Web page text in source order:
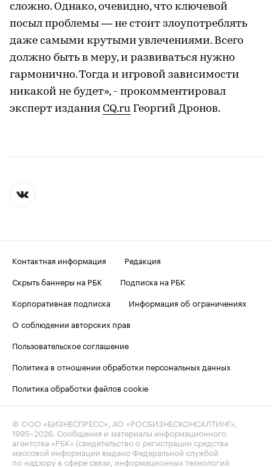
сложно. Однако, очевидно, что ключевой
посыл проблемы — не стоит злоупотреблять
даже самыми крутыми увлечениями. Всего
должно быть в меру, и развиваться нужно
гармонично. Тогда и игровой зависимости
никакой не будет», - прокомментировал
эксперт издания CQ.ru Георгий Дронов.
Контактная информация
Редакция
Скрыть баннеры на РБК
Подписка на РБК
Корпоративная подписка
Информация об ограничениях
О соблюдении авторских прав
Пользовательское соглашение
Политика в отношении обработки персональных данных
Политика обработки файлов cookie
© ООО «БИЗНЕСПРЕСС», АО «РОСБИЗНЕСКОНСАЛТИНГ»,
1995–2026 . Сообщения и материалы информационного
агентства «РБК» (свидетельство о регистрации средства
массовой информации выдано Федеральной службой
по надзору в сфере связи, информационных технологий